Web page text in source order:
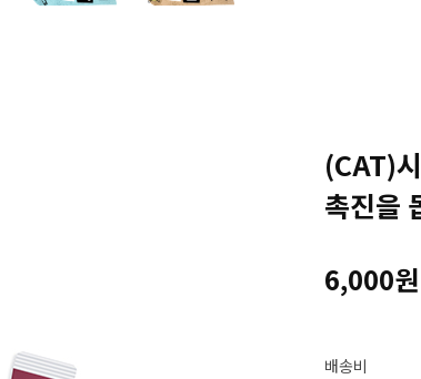
(CAT)
촉진을
6,000원
배송비